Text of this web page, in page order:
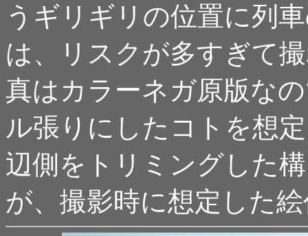
うギリギリの位置に列
は、リスクが多すぎて
真はカラーネガ原版な
ル張りにしたコトを想
辺側をトリミングした
が、撮影時に想定した